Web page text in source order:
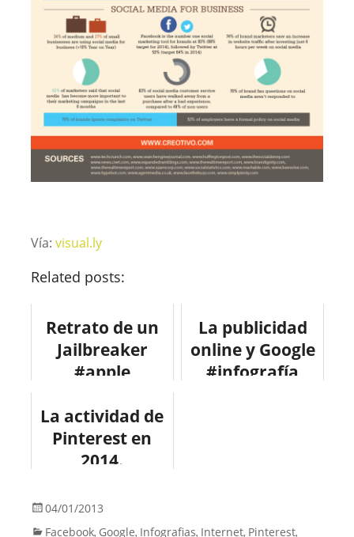
Vía: visual.ly
Related posts:
Retrato de un
Jailbreaker
#apple
La publicidad
online y Google
#infografía
La actividad de
Pinterest en
2014.
04/01/2013
Facebook, Google, Infografias, Internet, Pinterest,